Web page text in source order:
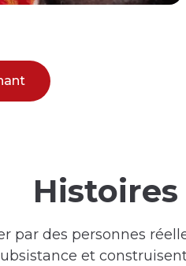
Histoires
par des personnes
et